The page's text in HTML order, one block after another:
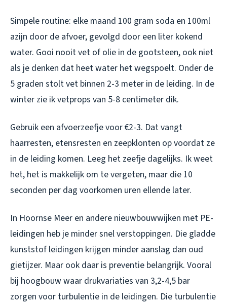
Simpele routine: elke maand 100 gram soda en 100ml
azijn door de afvoer, gevolgd door een liter kokend
water. Gooi nooit vet of olie in de gootsteen, ook niet
als je denken dat heet water het wegspoelt. Onder de
5 graden stolt vet binnen 2-3 meter in de leiding. In de
winter zie ik vetprops van 5-8 centimeter dik.
Gebruik een afvoerzeefje voor €2-3. Dat vangt
haarresten, etensresten en zeepklonten op voordat ze
in de leiding komen. Leeg het zeefje dagelijks. Ik weet
het, het is makkelijk om te vergeten, maar die 10
seconden per dag voorkomen uren ellende later.
In Hoornse Meer en andere nieuwbouwwijken met PE-
leidingen heb je minder snel verstoppingen. Die gladde
kunststof leidingen krijgen minder aanslag dan oud
gietijzer. Maar ook daar is preventie belangrijk. Vooral
bij hoogbouw waar drukvariaties van 3,2-4,5 bar
zorgen voor turbulentie in de leidingen. Die turbulentie